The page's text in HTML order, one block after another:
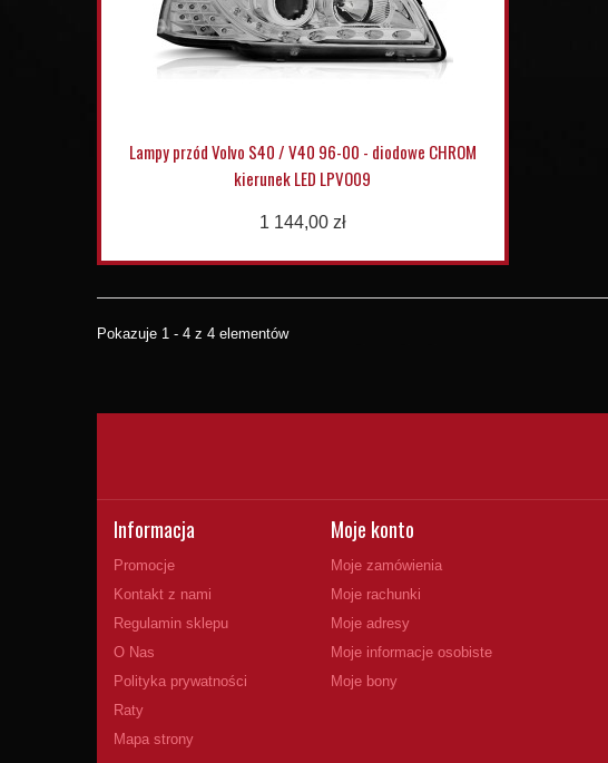
Lampy przód Volvo S40 / V40 96-00 - diodowe CHROM
kierunek LED LPVO09
1 144,00 zł
Pokazuje 1 - 4 z 4 elementów
Informacja
Promocje
Kontakt z nami
Regulamin sklepu
O Nas
Polityka prywatności
Raty
Mapa strony
Moje konto
Moje zamówienia
Moje rachunki
Moje adresy
Moje informacje osobiste
Moje bony